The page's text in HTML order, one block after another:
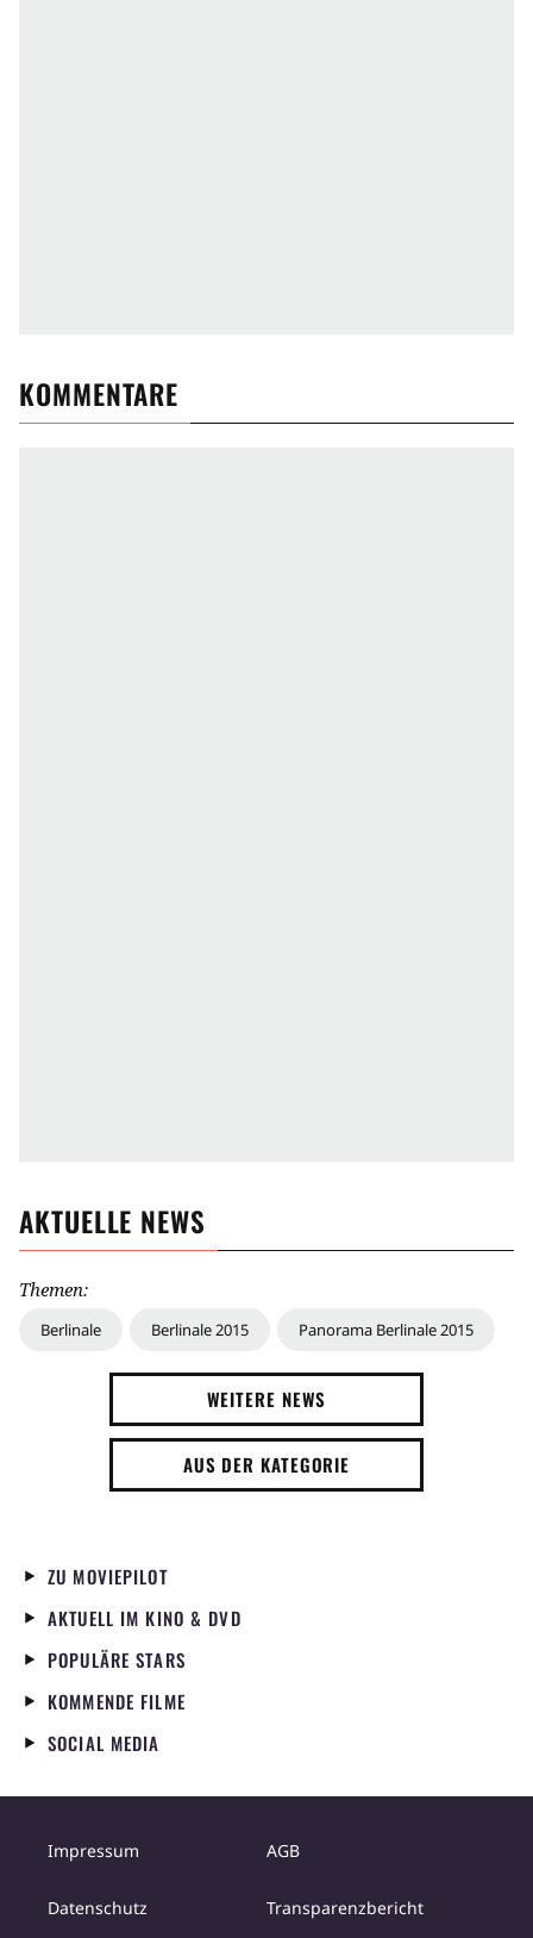
KOMMENTARE
AKTUELLE NEWS
Themen:
Berlinale Berlinale 2015 Panorama Berlinale 2015
WEITERE NEWS
AUS DER KATEGORIE
ZU MOVIEPILOT
AKTUELL IM KINO & DVD
POPULÄRE STARS
KOMMENDE FILME
SOCIAL MEDIA
Impressum AGB
Datenschutz Transparenzbericht